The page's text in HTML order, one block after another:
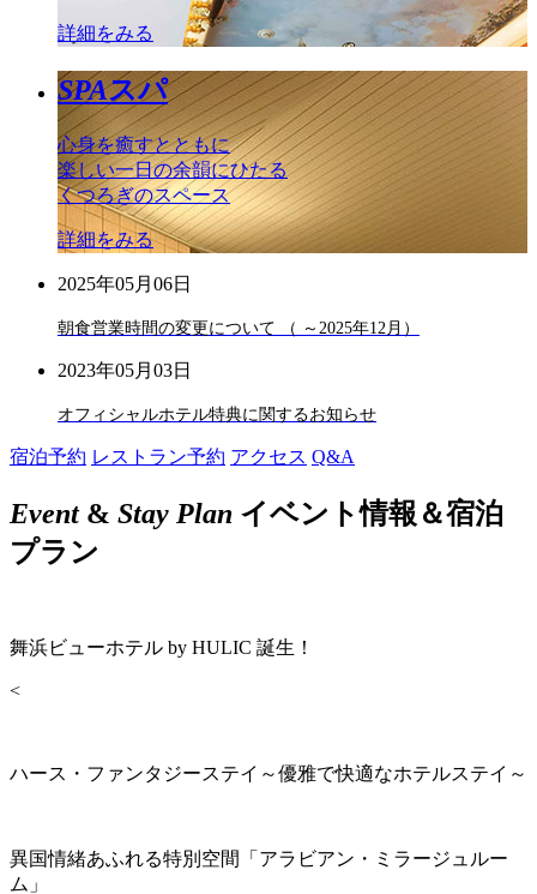
詳細をみる
SPAスパ
心身を癒すとともに
楽しい一日の余韻にひたる
くつろぎのスペース
詳細をみる
2025年05月06日
朝食営業時間の変更について （ ～2025年12月）
2023年05月03日
オフィシャルホテル特典に関するお知らせ
宿泊予約 レストラン予約 アクセス Q&A
Event& Stay Plan イベント情報＆宿泊
プラン
舞浜ビューホテル by HULIC 誕生！
<
ハース・ファンタジーステイ～優雅で快適なホテルステイ～
異国情緒あふれる特別空間「アラビアン・ミラージュルー
ム」